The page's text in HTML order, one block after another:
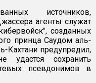
источников,
агенты служат
созданных
принца Саудом аль-
Кахтани предупредил,
удастся сохранить
псевдонимов в